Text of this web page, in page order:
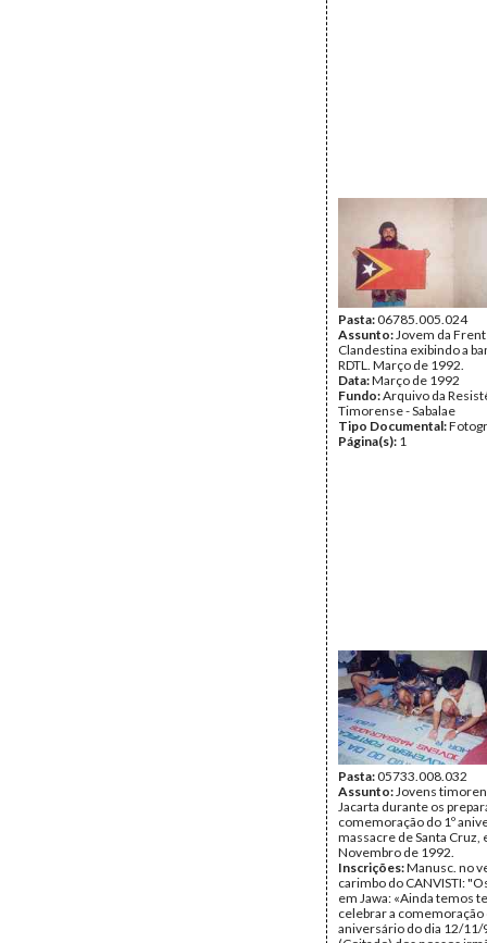
Pasta:06785.005.024
Assunto:Jovem da
Clandestina exibindo a
RDTL. Março de 1992.
Data:Março de 1992
Fundo:Arquivo da
Timorense - Sabalae
Tipo Documental:
Página(s): 1
Pasta:05733.008.032
Assunto:Jovens
Jacarta durante os
comemoração do 1º
massacre de Santa Cruz,
Novembro de 1992.
Inscrições:Manusc. no
carimbo do CANVISTI:
em Jawa: «Ainda temos
celebrar a comemoração
aniversário do dia 12/11/